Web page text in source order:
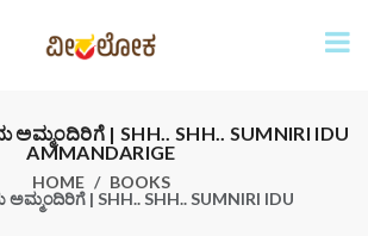
ಅಮ್ಮಂದಿರಿಗೆ | SHH.. SHH.. SUMNIRI IDU
AMMANDARIGE
HOME
BOOKS
ಅಮ್ಮಂದಿರಿಗೆ | SHH.. SHH.. SUMNIRI IDU